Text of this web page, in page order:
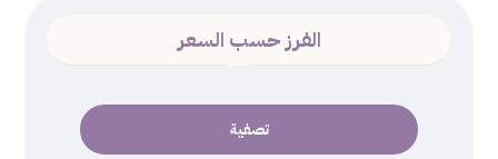
الفرز حسب السعر
تصفية